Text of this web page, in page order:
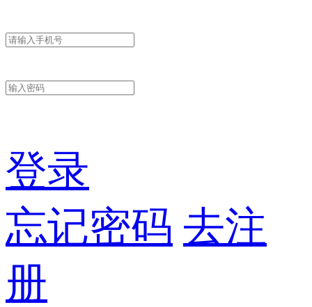
登录
忘记密码 去注
册